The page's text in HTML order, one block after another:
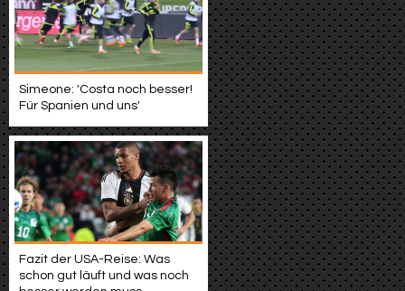
Simeone: 'Costa noch besser!
Für Spanien und uns'
Fazit der USA-Reise: Was
schon gut läuft und was noch